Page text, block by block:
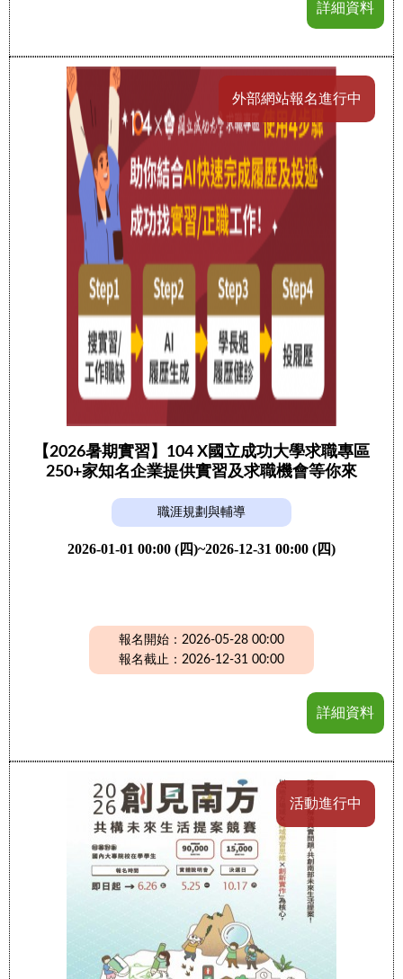
詳細資料
外部網站報名進行中
【2026暑期實習】104 X國立成功大學求職專區
250+家知名企業提供實習及求職機會等你來
職涯規劃與輔導
2026-01-01 00:00 (四)~2026-12-31 00:00 (四)
報名開始：2026-05-28 00:00
報名截止：2026-12-31 00:00
詳細資料
活動進行中